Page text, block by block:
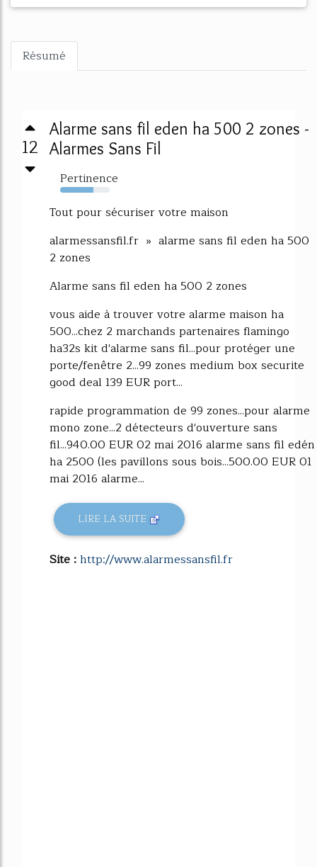
Résumé
12
Alarme sans fil eden ha 500 2 zones -
Alarmes Sans Fil
Pertinence
67%
Tout pour sécuriser votre maison
alarmessansfil.fr » alarme sans fil eden ha 500
2 zones
Alarme sans fil eden ha 500 2 zones
vous aide à trouver votre alarme maison ha
500...chez 2 marchands partenaires flamingo
ha32s kit d'alarme sans fil...pour protéger une
porte/fenêtre 2...99 zones medium box securite
good deal 139 EUR port...
rapide programmation de 99 zones...pour alarme
mono zone...2 détecteurs d'ouverture sans
fil...940.00 EUR 02 mai 2016 alarme sans fil edén
ha 2500 (les pavillons sous bois...500.00 EUR 01
mai 2016 alarme...
LIRE LA SUITE
Site :http://www.alarmessansfil.fr